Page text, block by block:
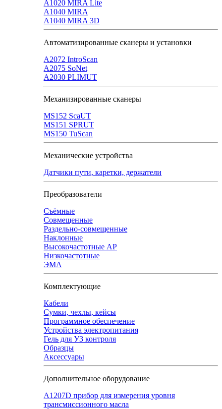
A1020 MIRA Lite
А1040 MIRA
A1040 MIRA 3D
Автоматизированные сканеры и установки
А2072 IntroScan
А2075 SoNet
А2030 PLIMUT
Механизированные сканеры
MS152 SсaUT
MS151 SPRUT
MS150 TuScan
Механические устройства
Датчики пути, каретки, держатели
Преобразователи
Съёмные
Совмещенные
Раздельно-совмещенные
Наклонные
Высокочастотные АР
Низкочастотные
ЭМА
Комплектующие
Кабели
Сумки, чехлы, кейсы
Программное обеспечение
Устройства электропитания
Гель для УЗ контроля
Образцы
Аксессуары
Дополнительное оборудование
А1207D прибор для измерения уровня
трансмиссионного масла